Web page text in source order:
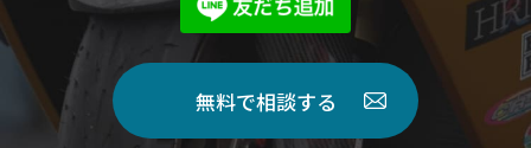
無料で相談する